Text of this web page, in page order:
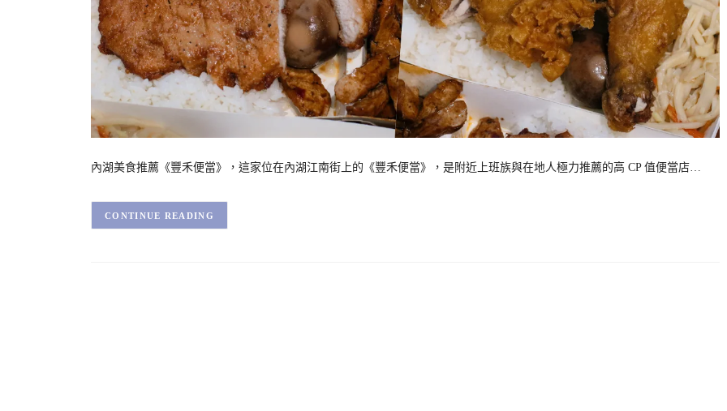
內湖美食推薦《豐禾便當》，這家位在內湖江南街上的《豐禾便當》，是附近上班族與在地人極力推薦的高 CP 值便當店…
CONTINUE READING